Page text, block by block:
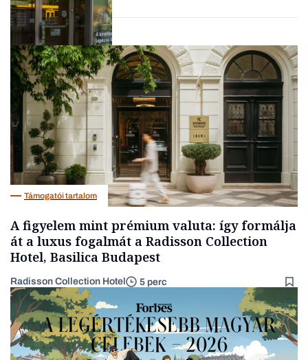
Befektetés
Támogatói tartalom
A figyelem mint prémium valuta: így formálja
át a luxus fogalmát a Radisson Collection
Hotel, Basilica Budapest
Radisson Collection Hotel 5 perc